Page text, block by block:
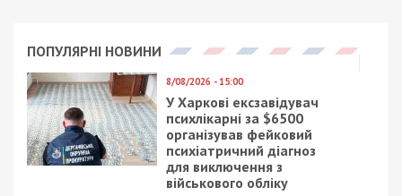
ПОПУЛЯРНІ НОВИНИ
8/08/2026 - 15:00
У Харкові ексзавідувач
психлікарні за $6500
організував фейковий
психіатричний діагноз
для виключення з
військового обліку